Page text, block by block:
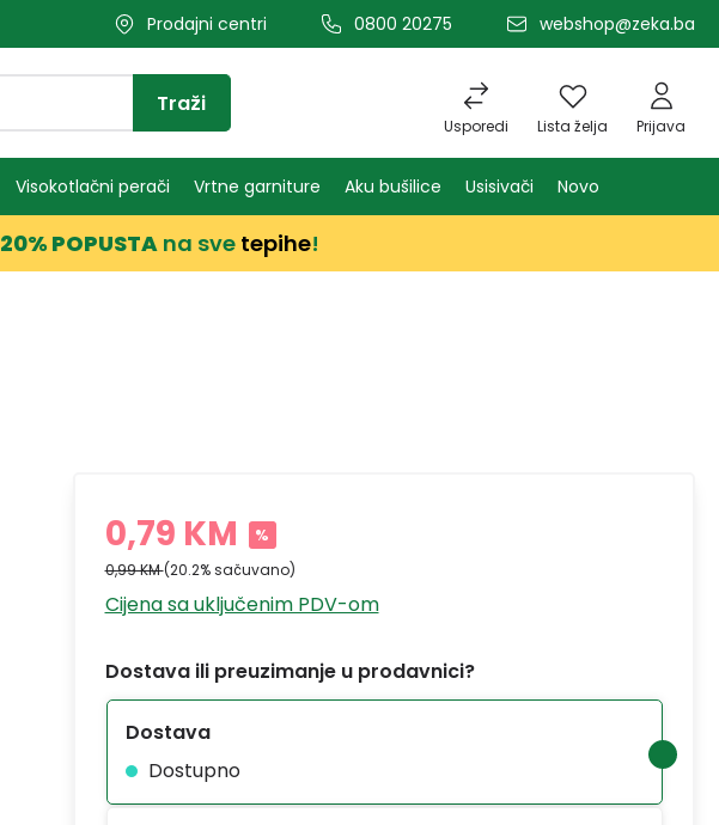
Prodajni centri 0800 20275 webshop@zeka.ba
Usporedi Lista želja Prijava
Traži
Visokotlačni perači Vrtne garniture Aku bušilice Usisivači Novo
20% POPUSTA na sve tepihe!
0,79 KM %
0,99 KM(20.2% sačuvano)
Cijena sa uključenim PDV-om
Dostava ili preuzimanje u prodavnici?
Dostava
Dostupno